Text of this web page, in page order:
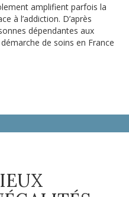
amplifient parfois la
à l’addiction. D’après
dépendantes aux
de soins en France